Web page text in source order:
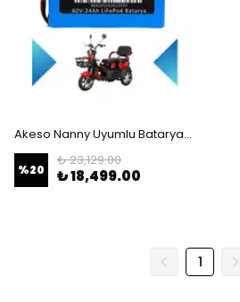
Akeso Nanny Uyumlu Batarya (Standart Kapasite) LiFePO4 60V 24Ah Elektrikli Motorsiklet Bataryası
%20
₺ 23,129.00
₺ 18,499.00
1